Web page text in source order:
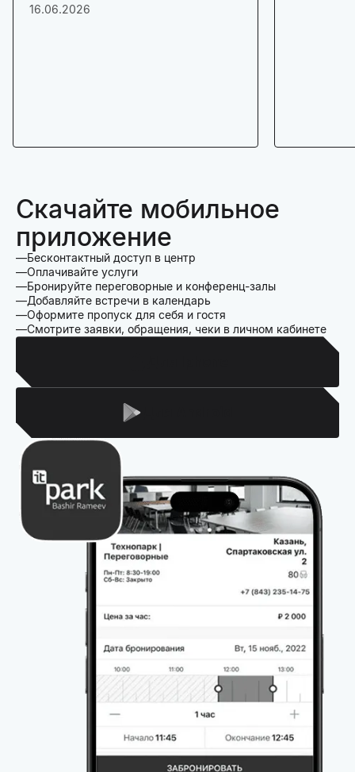
16.06.2026
Скачайте мобильное
приложение
Бесконтактный доступ в центр
Оплачивайте услуги
Бронируйте переговорные и конференц-залы
Добавляйте встречи в календарь
Оформите пропуск для себя и гостя
Смотрите заявки, обращения, чеки в личном кабинете